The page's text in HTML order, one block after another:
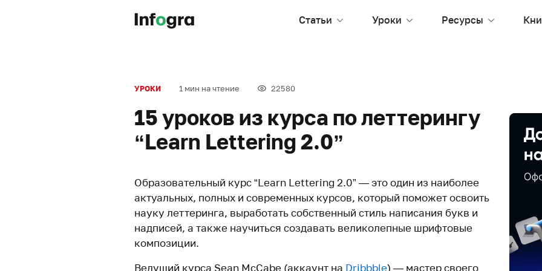
Статьи Уроки Ресурсы
УРОКИ 1 мин на чтение 22580
15 уроков из курса по леттерингу
“Learn Lettering 2.0”
Образовательный курс “Learn Lettering 2.0” — это один из наиболее
актуальных, полных и современных курсов, который поможет освоить
науку леттеринга, выработать собственный стиль написания букв и
надписей, а также научиться создавать великолепные шрифтовые
композиции.
Ведущий курса Sean McCabe (аккаунт на Dribbble) — мастер своего